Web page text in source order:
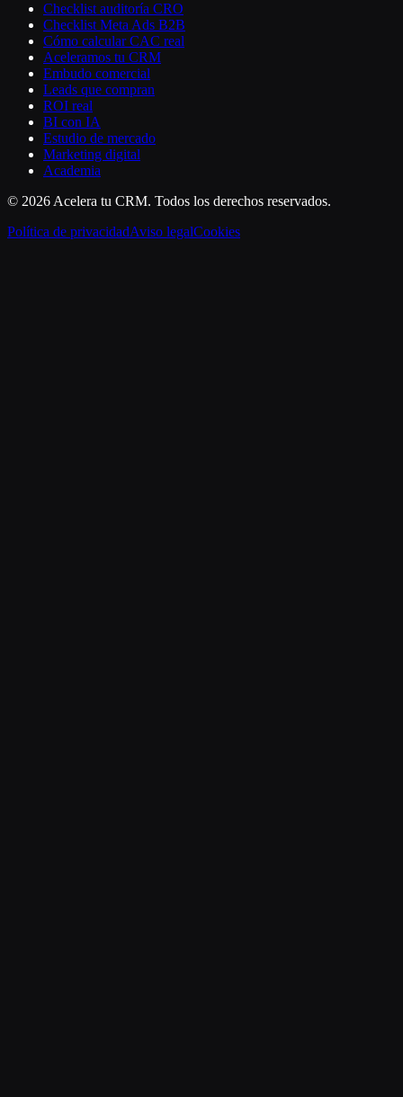
Checklist auditoría CRO
Checklist Meta Ads B2B
Cómo calcular CAC real
Aceleramos tu CRM
Embudo comercial
Leads que compran
ROI real
BI con IA
Estudio de mercado
Marketing digital
Academia
© 2026 Acelera tu CRM. Todos los derechos reservados.
Política de privacidadAviso legalCookies